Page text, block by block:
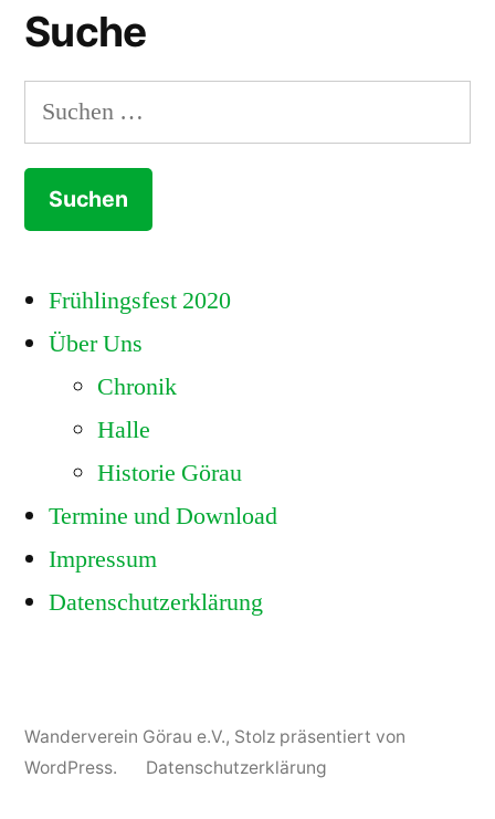
Suche
Suchen
nach:
Frühlingsfest 2020
Über Uns
Chronik
Halle
Historie Görau
Termine und Download
Impressum
Datenschutzerklärung
Wanderverein Görau e.V., Stolz präsentiert von
WordPress.
Datenschutzerklärung